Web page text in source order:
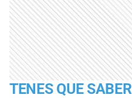
TENES QUE SABER